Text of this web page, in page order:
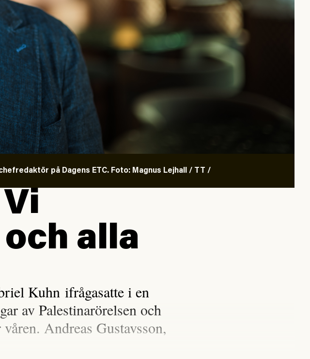
på Dagens ETC. Foto: Magnus Lejhall / TT /
alla
Kuhn ifrågasatte i en
av Palestinarörelsen och
Andreas Gustavsson,